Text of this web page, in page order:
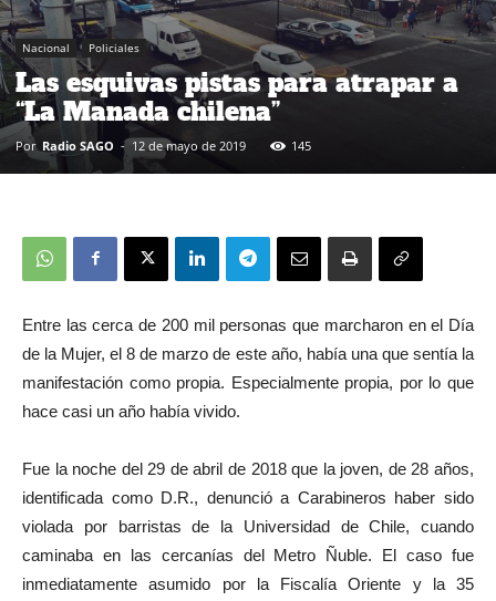
Nacional Policiales
Las esquivas pistas para atrapar a
“La Manada chilena”
Por Radio SAGO - 12 de mayo de 2019 145
Entre las cerca de 200 mil personas que marcharon en el Día
de la Mujer, el 8 de marzo de este año, había una que sentía la
manifestación como propia. Especialmente propia, por lo que
hace casi un año había vivido.
Fue la noche del 29 de abril de 2018 que la joven, de 28 años,
identificada como D.R., denunció a Carabineros haber sido
violada por barristas de la Universidad de Chile, cuando
caminaba en las cercanías del Metro Ñuble. El caso fue
inmediatamente asumido por la Fiscalía Oriente y la 35